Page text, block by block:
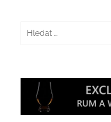
Hledat: